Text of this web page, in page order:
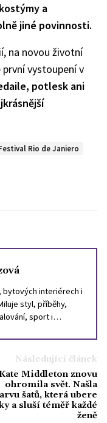
a
jiné povinnosti.
na novou životní
vystoupení v
potlesk ani
Rio de Janiero
bytových interiérech i
styl, příběhy,
sport i
že dobrý text
jako dobrý parfém,
Následující článek
Middleton znovu
ohromila svět. Našla
šatů, která ubere
a sluší téměř každé
ženě